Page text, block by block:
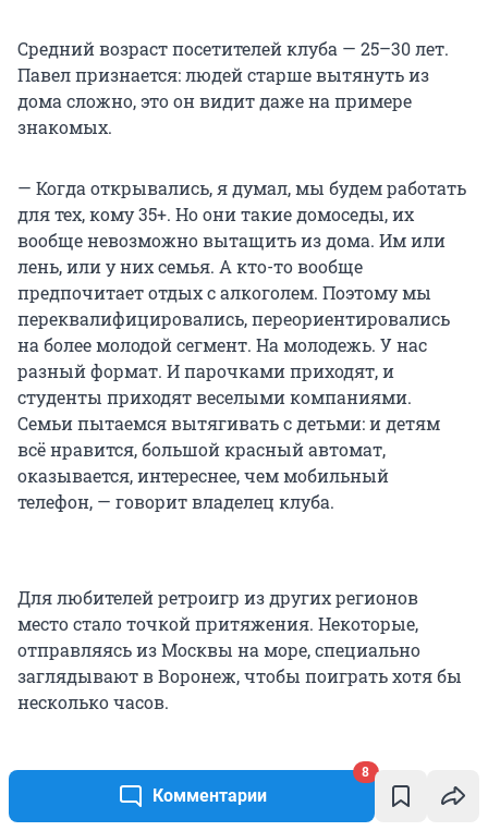
Комментарии
8
Средний возраст посетителей клуба — 25–30 лет.
Павел признается: людей старше вытянуть из
дома сложно, это он видит даже на примере
знакомых.
— Когда открывались, я думал, мы будем работать
для тех, кому 35+. Но они такие домоседы, их
вообще невозможно вытащить из дома. Им или
лень, или у них семья. А кто-то вообще
предпочитает отдых с алкоголем. Поэтому мы
переквалифицировались, переориентировались
на более молодой сегмент. На молодежь. У нас
разный формат. И парочками приходят, и
студенты приходят веселыми компаниями.
Семьи пытаемся вытягивать с детьми: и детям
всё нравится, большой красный автомат,
оказывается, интереснее, чем мобильный
телефон, — говорит владелец клуба.
Для любителей ретроигр из других регионов
место стало точкой притяжения. Некоторые,
отправляясь из Москвы на море, специально
заглядывают в Воронеж, чтобы поиграть хотя бы
несколько часов.
— А другие специально приезжают, в отеле
останавливаются и к нам приходят на весь день.
Из Москвы, Питера, Саратова, Нижнего Тагила,